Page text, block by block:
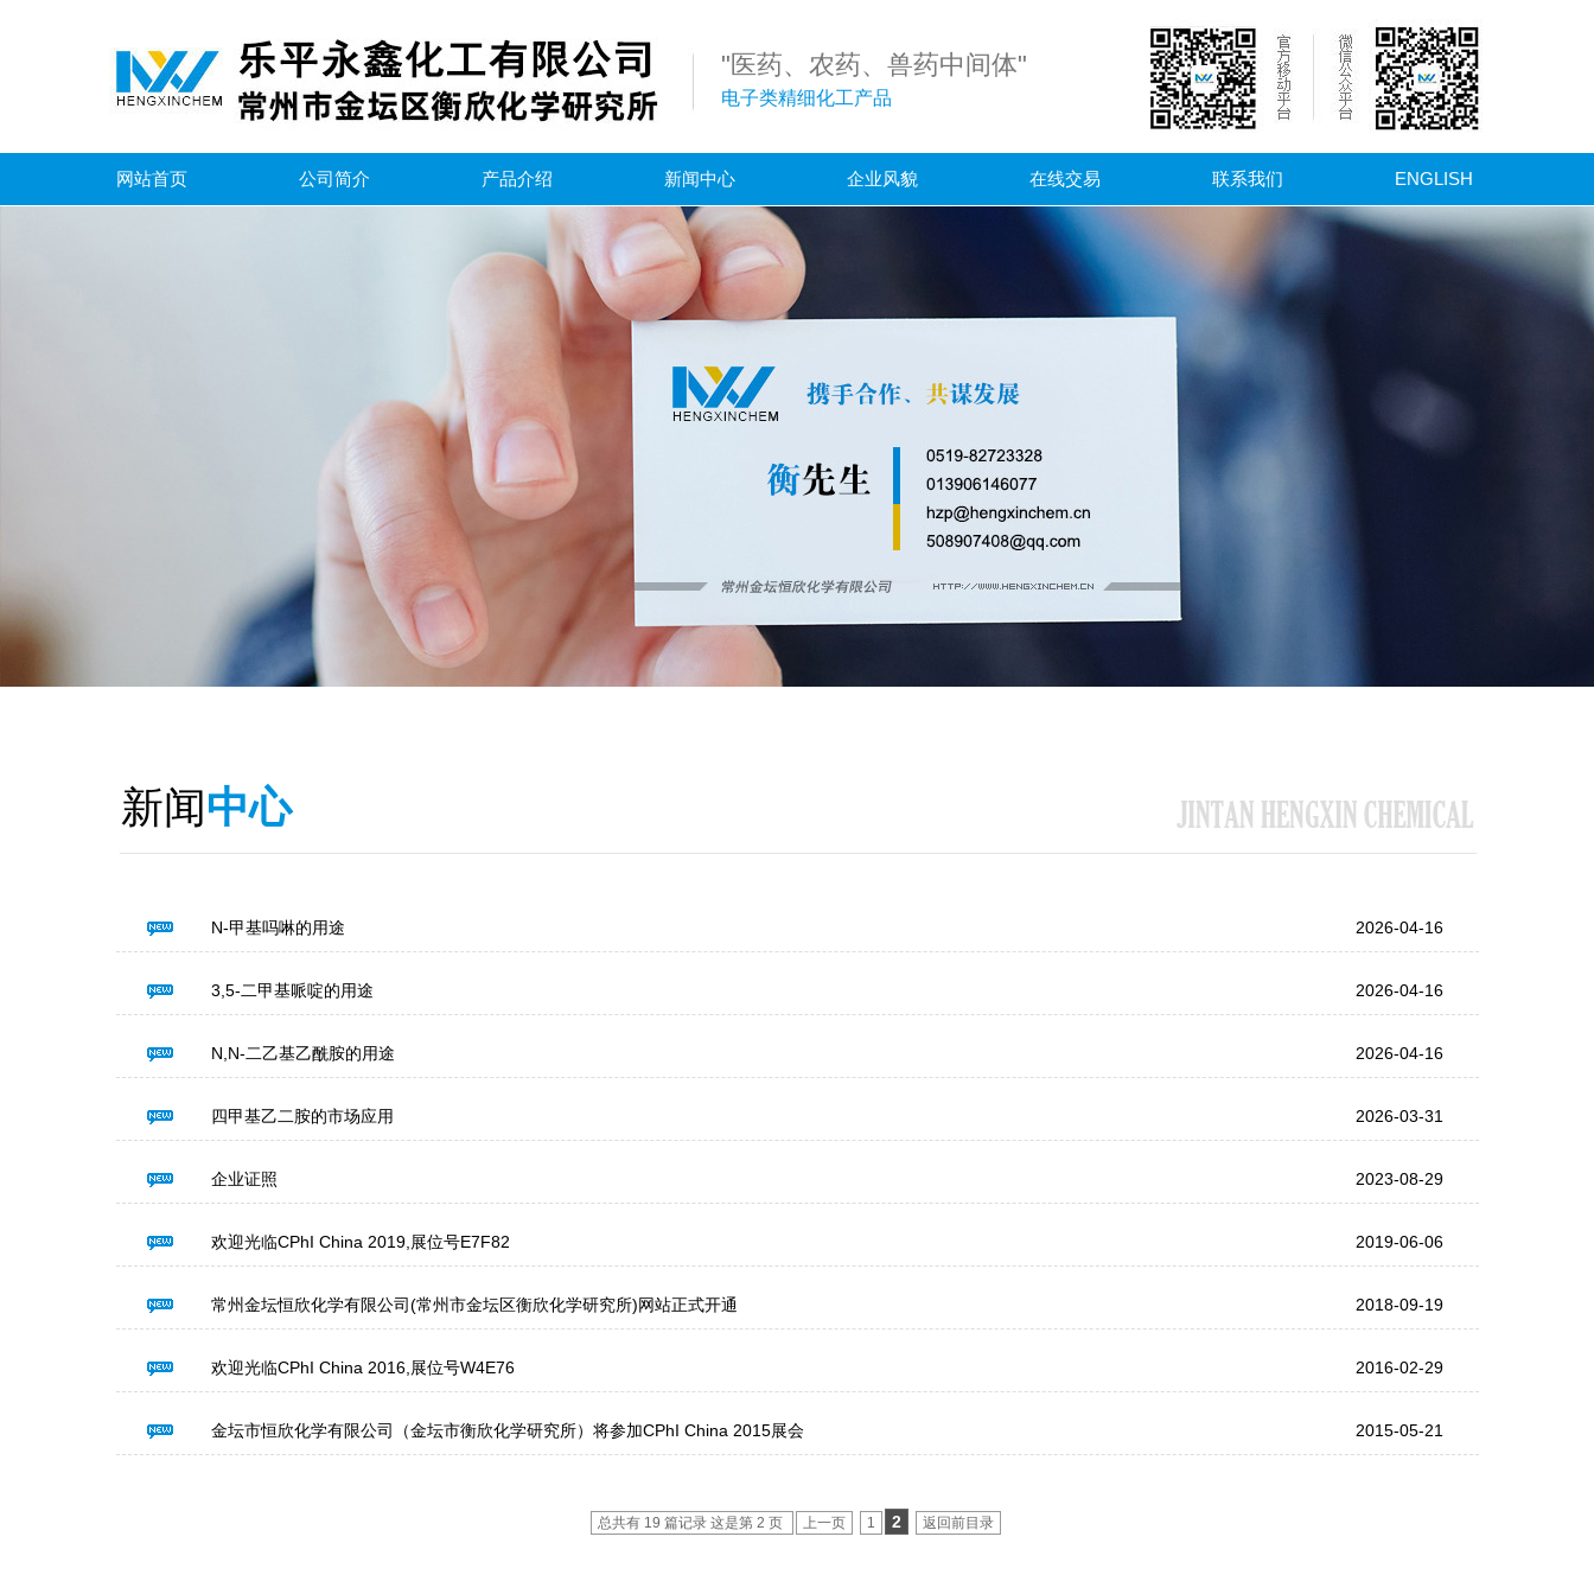
"医药、农药、兽药中间体"
电子类精细化工产品
网站首页 公司简介 产品介绍 新闻中心 企业风貌 在线交易 联系我们 ENGLISH
新闻中心
N-甲基吗啉的用途 2026-04-16
3,5-二甲基哌啶的用途 2026-04-16
N,N-二乙基乙酰胺的用途 2026-04-16
四甲基乙二胺的市场应用 2026-03-31
企业证照 2023-08-29
欢迎光临CPhI China 2019,展位号E7F82 2019-06-06
常州金坛恒欣化学有限公司(常州市金坛区衡欣化学研究所)网站正式开通 2018-09-19
欢迎光临CPhI China 2016,展位号W4E76 2016-02-29
金坛市恒欣化学有限公司（金坛市衡欣化学研究所）将参加CPhI China 2015展会 2015-05-21
总共有 19 篇记录 这是第 2 页 上一页 1 2 返回前目录